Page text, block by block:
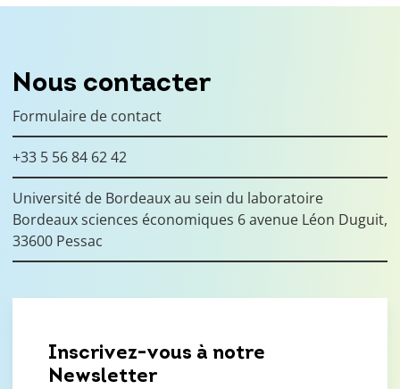
Nous contacter
Formulaire de contact
+33 5 56 84 62 42
Université de Bordeaux au sein du laboratoire
Bordeaux sciences économiques 6 avenue Léon Duguit,
33600 Pessac
Inscrivez-vous à notre
Newsletter